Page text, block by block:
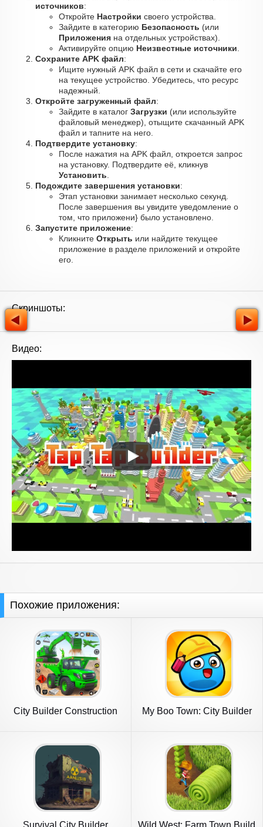
источников:
Откройте Настройки своего устройства.
Зайдите в категорию Безопасность (или
Приложения на отдельных устройствах).
Активируйте опцию Неизвестные источники
Сохраните APK файл:
Ищите нужный APK файл в сети и скачайте его
на текущее устройство. Убедитесь, что ресурс
надежный.
Откройте загруженный файл:
Зайдите в каталог Загрузки (или используйте
файловый менеджер), отыщите скачанный APK
файл и тапните на него.
Подтвердите установку:
После нажатия на APK файл, откроется запрос
на установку. Подтвердите её, кликнув
Установить
Подождите завершения установки:
Этап установки занимает несколько секунд.
После завершения вы увидите уведомление о
том, что приложени} было установлено.
Запустите приложение:
Кликните Открыть или найдите текущее
приложение в разделе приложений и откройте
его.
Скриншоты:
Видео:
Похожие приложения:
City Builder Construction
My Boo Town: City Builder
Survival City Builder Wild West: Farm Town Build